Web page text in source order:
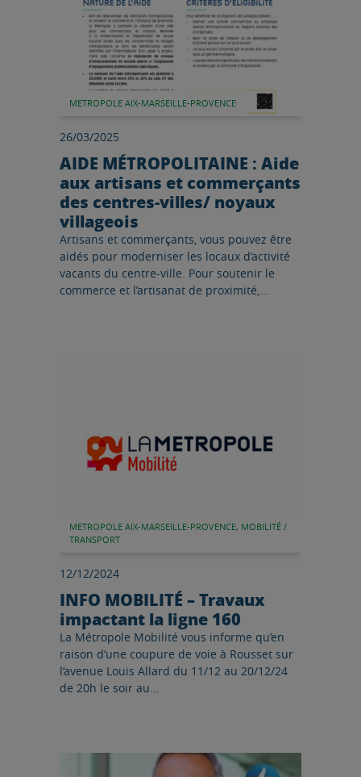
METROPOLE AIX-MARSEILLE-PROVENCE
26/03/2025
AIDE MÉTROPOLITAINE : Aide
aux artisans et commerçants
des centres-villes/ noyaux
villageois
Artisans et commerçants, vous pouvez être
aidés pour moderniser les locaux d’activité
vacants du centre-ville. Pour soutenir le
commerce et l’artisanat de proximité,...
METROPOLE AIX-MARSEILLE-PROVENCE, MOBILITÉ /
TRANSPORT
12/12/2024
INFO MOBILITÉ – Travaux
impactant la ligne 160
La Métropole Mobilité vous informe qu’en
raison d’une coupure de voie à Rousset sur
l’avenue Louis Allard du 11/12 au 20/12/24
de 20h le soir au...